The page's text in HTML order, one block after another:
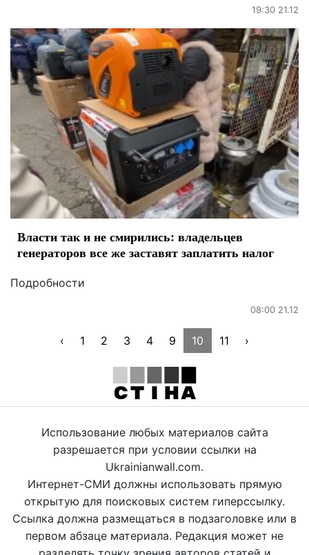
19:30 21.12
Власти так и не смирились: владельцев
генераторов все же заставят заплатить налог
Подробности
08:00 21.12
‹ 1 2 3 4 9 10 11 ›
Использование любых материалов сайта
разрешается при условии ссылки на
Ukrainianwall.com.
Интернет-СМИ должны использовать прямую
открытую для поисковых систем гиперссылку.
Ссылка должна размещаться в подзаголовке или в
первом абзаце материала. Редакция может не